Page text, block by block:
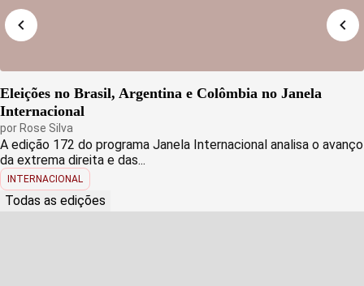
Eleições no Brasil, Argentina e Colômbia no Janela
Internacional
por Rose Silva
A edição 172 do programa Janela Internacional analisa o avanço
da extrema direita e das...
INTERNACIONAL
Todas as edições